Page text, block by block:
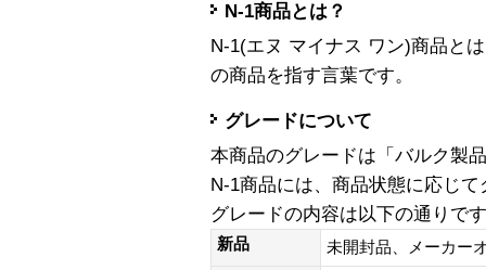
N-1商品とは？
N-1(エヌ マイナス ワン)商品と
の商品を指す言葉です。
グレードについて
本商品のグレードは「バルク製
N-1商品には、商品状態に応じ
グレードの内容は以下の通りで
新品
未開封品、メーカー